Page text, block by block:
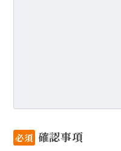
必須 確認事項